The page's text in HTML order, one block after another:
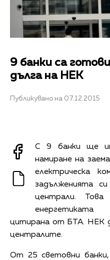
9 банки са
дълга на НЕК
Публикувано на 07.12.2015
С 9 банки ще
намиране на
електрическа
задълженията
централи.
енергетиката
цитирана от БТА. НЕК
централите.
От 25 световни